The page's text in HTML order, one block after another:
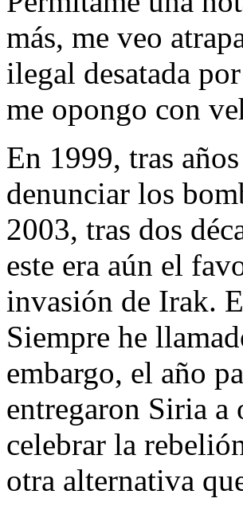
más, me veo
ilegal desatada
me opongo con
En 1999, tras
denunciar los
2003, tras dos
este era aún el
invasión de Irak.
Siempre he
embargo, el año
entregaron Siria a
celebrar la
otra alternativa